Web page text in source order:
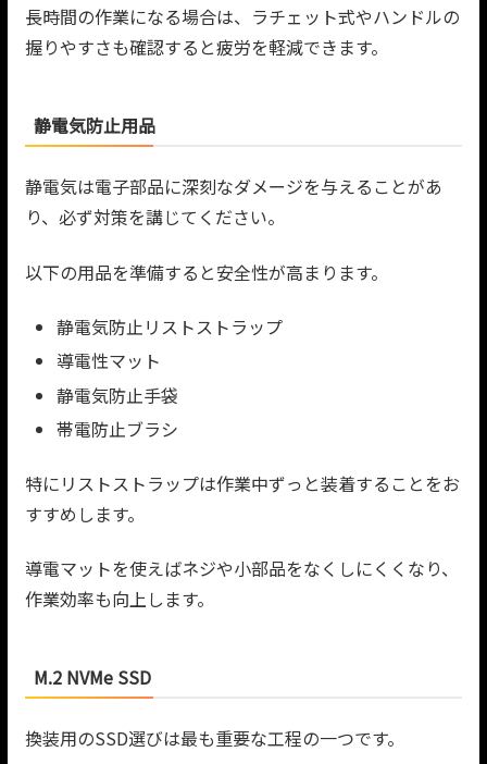
長時間の作業になる場合は、ラチェット式やハンドルの
握りやすさも確認すると疲労を軽減できます。
静電気防止用品
静電気は電子部品に深刻なダメージを与えることがあ
り、必ず対策を講じてください。
以下の用品を準備すると安全性が高まります。
静電気防止リストストラップ
導電性マット
静電気防止手袋
帯電防止ブラシ
特にリストストラップは作業中ずっと装着することをお
すすめします。
導電マットを使えばネジや小部品をなくしにくくなり、
作業効率も向上します。
M.2 NVMe SSD
換装用のSSD選びは最も重要な工程の一つです。